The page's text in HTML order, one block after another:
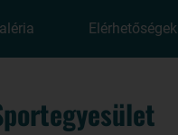
Elérhetőségek